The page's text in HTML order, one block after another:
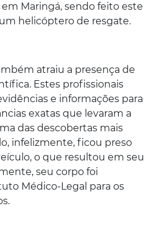
Maringá, sendo feito este
helicóptero de resgate.
atraiu a presença de
Estes profissionais
e informações para
exatas que levaram a
das descobertas mais
infelizmente, ficou preso
o que resultou em seu
seu corpo foi
Médico-Legal para os